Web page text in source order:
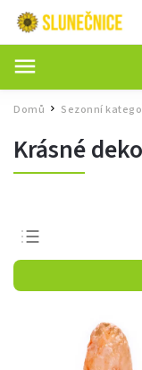
Domů / Sezonní
Krásné
Nejprodávanější
Nejlevnější
Nejdražší
Abecedně